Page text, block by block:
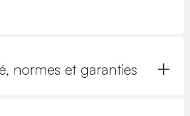
normes et garanties